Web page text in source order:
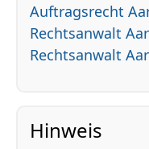
Auftragsrecht
Rechtsanwalt
Rechtsanwalt
Hinweis